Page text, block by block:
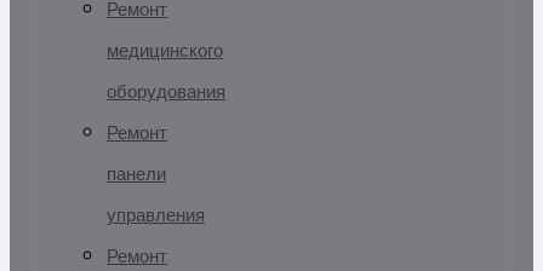
Ремонт
медицинского
оборудования
Ремонт
панели
управления
Ремонт